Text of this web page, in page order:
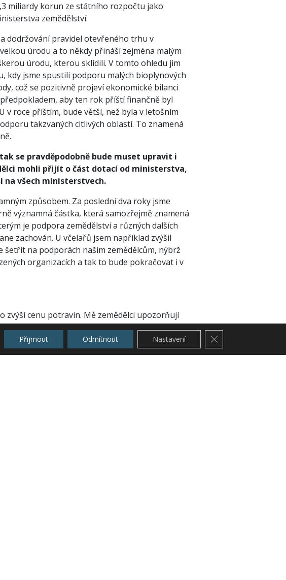
miliardy korun ze státního rozpočtu jako
zemědělství.
dodržování pravidel otevřeného trhu v
úrodu a to někdy přináší zejména malým
úrodu, kterou sklidili. V tomto ohledu jim
kdy jsme spustili podporu malých bioplynových
což se pozitivně projeví ekonomické bilanci
aby ten rok příští finančně byl
v roce příštím, bude větší, než byla v letošním
takzvaných citlivých oblastí. To znamená
se pravděpodobně bude muset upravit i
mohli přijít o část dotací od ministerstva,
na všech ministerstvech.
způsobem. Za poslední dva roky jsme
významná částka, která samozřejmě znamená
je podpora zemědělství a různých dalších
zachován. U včelařů jsem například zvýšil
šetřit na podporách našim zemědělcům, nýbrž
organizacích a tak to bude pokračovat i v
zvýší cenu potravin. Mě zemědělci upozorňují
či neúroda. V okamžiku, kdy úroda brambor
je nadúroda, tak jsou zemědělci rádi, že je
Přijmout Odmítnout Nastavení Zavřít cookie lištu